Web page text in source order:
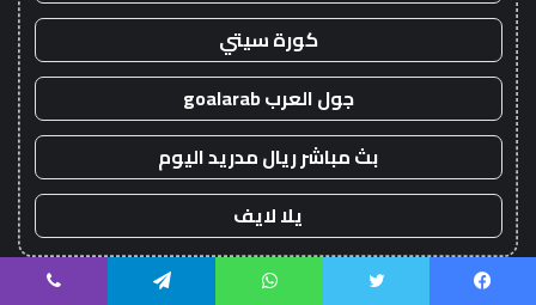
كورة سيتي
جول العرب goalarab
بث مباشر ريال مدريد اليوم
يلا لايف